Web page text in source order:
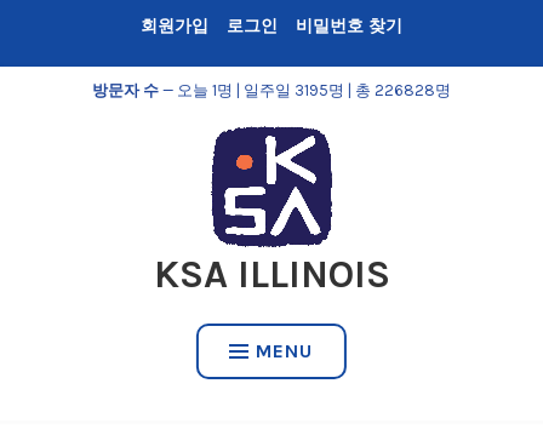
content
회원가입 로그인 비밀번호 찾기
방문자 수 — 오늘 1명 | 일주일 3195명 | 총 226828명
KSA ILLINOIS
MENU